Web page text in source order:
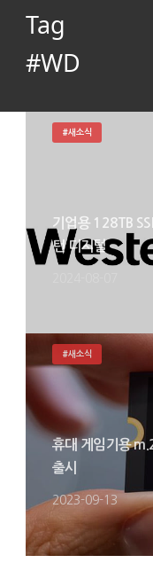
Tag
#WD
기업용 128TB
턴 디지털
#새소식
휴대 게임기용
출시
2023-09-13
#새소식